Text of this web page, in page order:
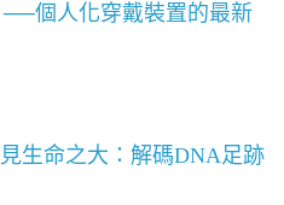
個人化穿戴裝置的最新
生命之大：解碼DNA足跡